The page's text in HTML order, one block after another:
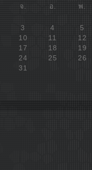
จ. อ. พ.
3
4 5
10
11 12
17
18 19
24
25 26
31